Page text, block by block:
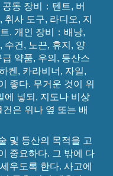
동 장비：텐트, 버
사 도구, 라디오, 지
. 개인 장비：배낭,
수건, 노끈, 휴지, 양
약품, 우의, 등산스
켄, 카라비너, 자일,
좋다. 무거운 것이 위
에 넣되, 지도나 비상
은 위나 옆 또는 배
및 등산의 목적을 고
중요하다. 그 밖에 다
우도록 한다. 사고에